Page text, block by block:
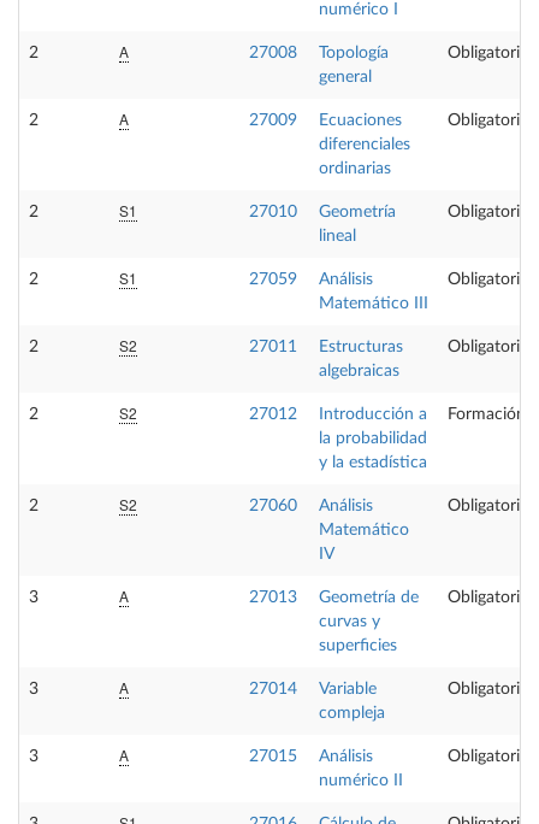
numérico I
2 A 27008
Topología
general
Obligatoria
2 A 27009
Ecuaciones
diferenciales
ordinarias
Obligatoria
2 S1 27010
Geometría
lineal
Obligatoria
2 S1 27059
Análisis
Matemático III
Obligatoria
2 S2 27011
Estructuras
algebraicas
Obligatoria
2 S2 27012
Introducción a
la probabilidad
y la estadística
Formación
2 S2 27060
Análisis
Matemático
IV
Obligatoria
3 A 27013
Geometría de
curvas y
superficies
Obligatoria
3 A 27014
Variable
compleja
Obligatoria
3 A 27015
Análisis
numérico II
Obligatoria